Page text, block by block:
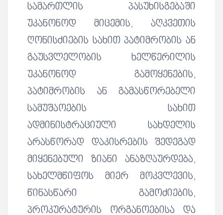
სამართლის პასუხისგებაში
უკანონოდ მიცემის, აღკვეთის
ღონისძიების სახით პატიმრობის ან
გაუსვლელობის ხელწერილის
უკანონოდ გამოყენების,
პატიმრობის ან გამასწორებელი
სამუშაოების სახით
ადმინისტრაციული სახდელის
არასწორად დაკისრების შედეგად
მიყენებული ზიანი ანაზღაურდება,
სახელმწიფოს მიერ მოკვლევის,
წინასწარი გამოძიების,
პროკურატურის ორგანოებისა და